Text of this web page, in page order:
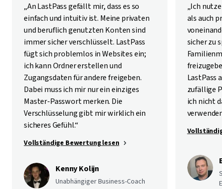
„An LastPass gefällt mir, dass es so
einfach und intuitiv ist. Meine privaten
und beruflich genutzten Konten sind
immer sicher verschlüsselt. LastPass
fügt sich problemlos in Websites ein;
ich kann Ordner erstellen und
Zugangsdaten für andere freigeben.
Dabei muss ich mir nur ein einziges
Master-Passwort merken. Die
Verschlüsselung gibt mir wirklich ein
sicheres Gefühl.“
Vollständige Bewertung lesen
Kenny Kolijn
Unabhängiger Business-Coach
„Ich
als auch
sicher zu
LastPass
zufällige
ich nicht